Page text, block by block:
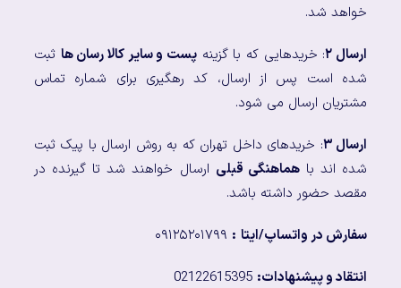
خواهد شد.
ارسال ۲ : خریدهایی که با گزینه پست و سایر کالا رسان ها ثبت
شده است پس از ارسال، کد رهگیری برای شماره تماس
مشتریان ارسال می شود.
ارسال ۳
: خریدهای داخل تهران که به روش ارسال با پیک ثبت
شده اند باهماهنگی قبلی ارسال خواهند شد تا گیرنده در
مقصد حضور داشته باشد.
سفارش در واتساپ/ایتا :
انتقاد و پیشنهادات: